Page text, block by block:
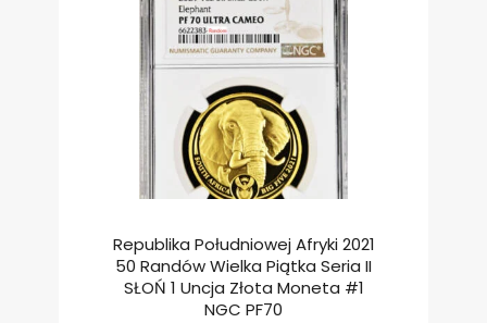
Republika Południowej Afryki 2021
50 Randów Wielka Piątka Seria II
SŁOŃ 1 Uncja Złota Moneta #1
NGC PF70